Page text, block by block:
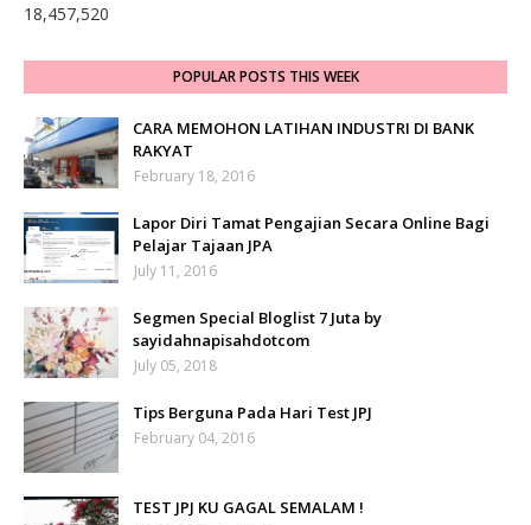
18,457,520
POPULAR POSTS THIS WEEK
CARA MEMOHON LATIHAN INDUSTRI DI BANK
RAKYAT
February 18, 2016
Lapor Diri Tamat Pengajian Secara Online Bagi
Pelajar Tajaan JPA
July 11, 2016
Segmen Special Bloglist 7 Juta by
sayidahnapisahdotcom
July 05, 2018
Tips Berguna Pada Hari Test JPJ
February 04, 2016
TEST JPJ KU GAGAL SEMALAM !